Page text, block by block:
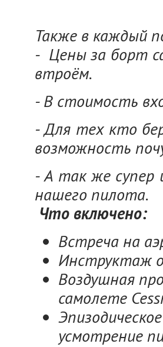
Также в каждый
- Цены за борт
втроём.
- В стоимость
- Для тех кто
возможность
- А так же супер
нашего пилота.
Что включено:
Встреча на
Инструктаж о
Воздушная
самолете
усмотрение